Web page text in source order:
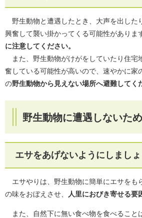
野生動物と遭遇したとき、大声を出した
興奮して襲い掛かってくる可能性がありま
に注意してください。
また、野生動物がけがをしていたり住宅
奮している可能性が高いので、速やかに家
の野生動物から見えない場所へ避難してく
野生動物に遭遇しないた
エサをあげないようにしましょ
エサやりは、野生動物に簡単にエサをも
の味をおぼえさせ、
人里におびき寄せる要
また、自然下に無い食べ物を食べること